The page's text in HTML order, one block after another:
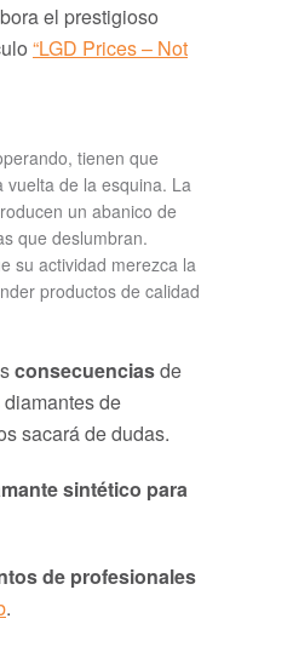
el prestigioso
“LGD Prices – Not
tienen que
de la esquina. La
un abanico de
que deslumbran.
su actividad merezca la
productos de calidad
consecuenciasde
de
sacará de dudas.
sintético para
de profesionales
.